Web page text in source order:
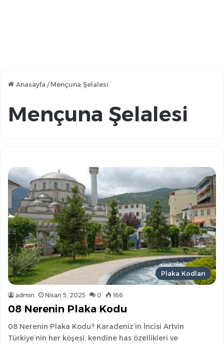
Anasayfa / Mençuna Şelalesi
Mençuna Şelalesi
Plaka Kodları
admin Nisan 5, 2025 0 166
08 Nerenin Plaka Kodu
08 Nerenin Plaka Kodu? Karadeniz’in İncisi Artvin
Türkiye’nin her köşesi, kendine has özellikleri ve